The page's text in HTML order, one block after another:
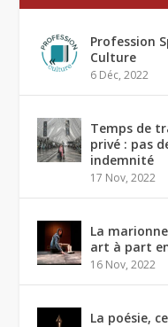
Profession
Culture
6 Déc, 2022
Temps de
privé : pas
indemnité
17 Nov, 2022
La
art à part
16 Nov, 2022
La poésie,